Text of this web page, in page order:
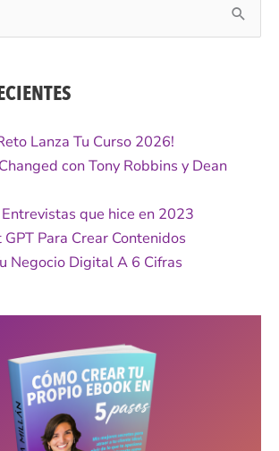
Lanza Tu Curso 2026!
con Tony Robbins y Dean
que hice en 2023
Para Crear Contenidos
Negocio Digital A 6 Cifras